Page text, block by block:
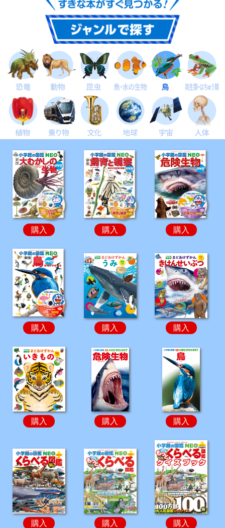
購入 購入 購入
購入 購入 購入
購入 購入 購入
購入 購入 購入